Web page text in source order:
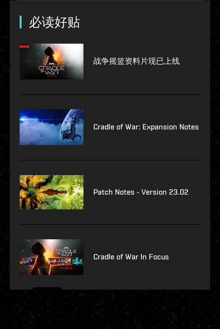
必读好贴
战争摇篮资料片现已上线
Cradle of War: Expansion Notes
Patch Notes - Version 23.02
Cradle of War In Focus